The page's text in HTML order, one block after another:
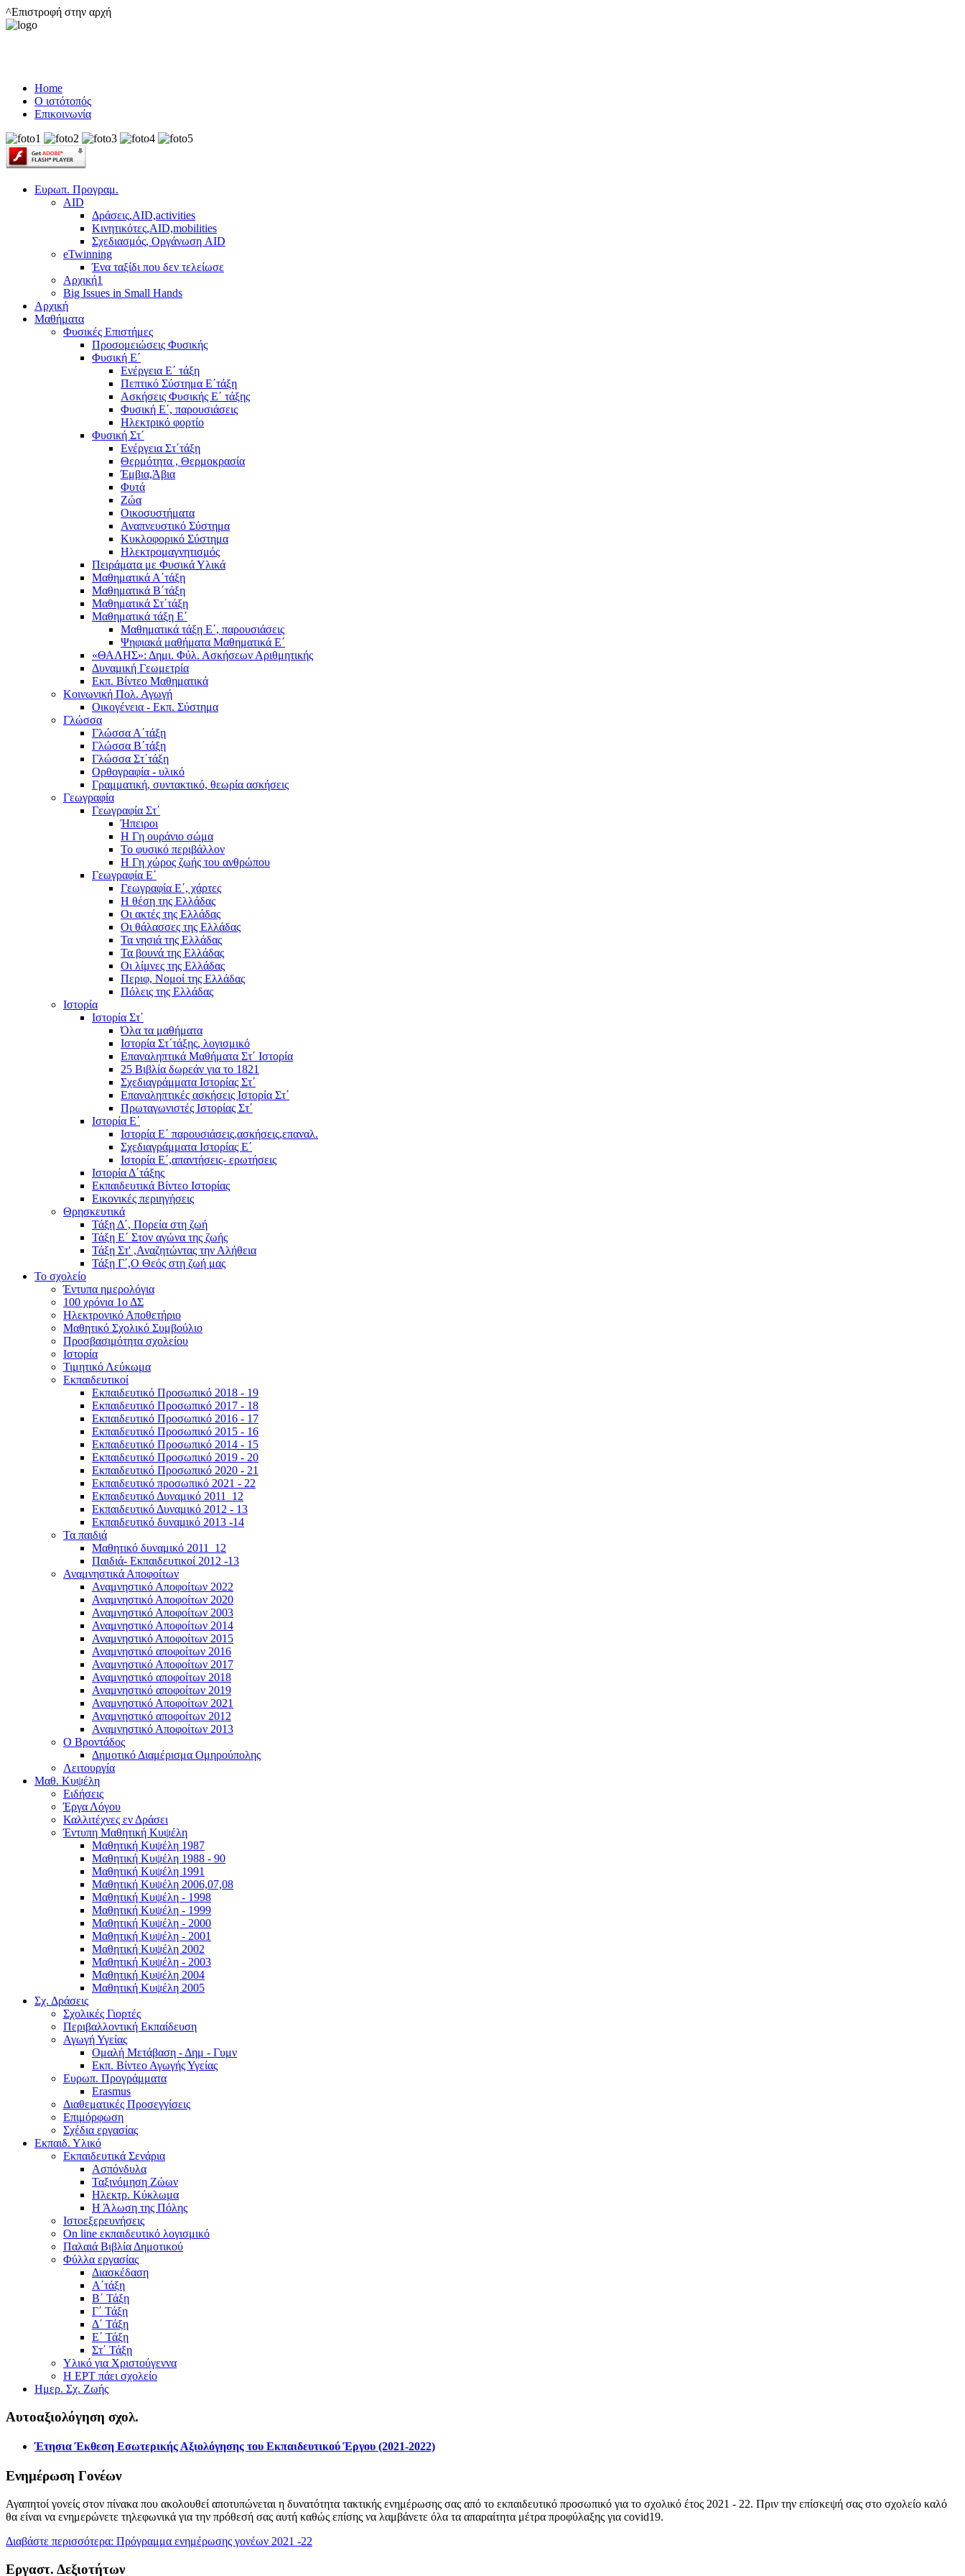
^Επιστροφή στην αρχή
Home
Ο ιστότοπός
Επικοινωνία
Ευρωπ. Προγραμ.
AID
Δράσεις,AID,activities
Κινητικότες,AID,mobilities
Σχεδιασμός, Οργάνωση AID
eTwinning
Ένα ταξίδι που δεν τελείωσε
Αρχική1
Big Issues in Small Hands
Αρχική
Μαθήματα
Φυσικές Επιστήμες
Προσομειώσεις Φυσικής
Φυσική Ε΄
Ενέργεια Ε΄ τάξη
Πεπτικό Σύστημα Ε΄τάξη
Ασκήσεις Φυσικής Ε΄ τάξης
Φυσική Ε΄, παρουσιάσεις
Ηλεκτρικό φορτίο
Φυσική Στ΄
Ενέργεια Στ΄τάξη
Θερμότητα , Θερμοκρασία
Έμβια,Άβια
Φυτά
Ζώα
Οικοσυστήματα
Αναπνευστικό Σύστημα
Κυκλοφορικό Σύστημα
Ηλεκτρομαγνητισμός
Πειράματα με Φυσικά Υλικά
Μαθηματικά Α΄τάξη
Μαθηματικά Β΄τάξη
Μαθηματικά Στ΄τάξη
Μαθηματικά τάξη Ε΄
Μαθηματικά τάξη Ε΄, παρουσιάσεις
Ψηφιακά μαθήματα Μαθηματικά Ε΄
«ΘΑΛΗΣ»: Δημι. Φύλ. Ασκήσεων Αριθμητικής
Δυναμική Γεωμετρία
Εκπ. Βίντεο Μαθηματικά
Κοινωνική Πολ. Αγωγή
Οικογένεια - Εκπ. Σύστημα
Γλώσσα
Γλώσσα Α΄τάξη
Γλώσσα Β΄τάξη
Γλώσσα Στ΄τάξη
Ορθογραφία - υλικό
Γραμματική, συντακτικό, θεωρία ασκήσεις
Γεωγραφία
Γεωγραφία Στ΄
Ήπειροι
Η Γη ουράνιο σώμα
Το φυσικό περιβάλλον
Η Γη χώρος ζωής του ανθρώπου
Γεωγραφία Ε΄
Γεωγραφία Ε΄, χάρτες
Η θέση της Ελλάδας
Οι ακτές της Ελλάδας
Οι θάλασσες της Ελλάδας
Τα νησιά της Ελλάδας
Τα βουνά της Ελλάδας
Οι λίμνες της Ελλάδας
Περιφ, Νομοί της Ελλάδας
Πόλεις της Ελλάδας
Ιστορία
Ιστορία Στ΄
Όλα τα μαθήματα
Ιστορία Στ΄τάξης, λογισμικό
Επαναληπτικά Μαθήματα Στ΄ Ιστορία
25 Βιβλία δωρεάν για το 1821
Σχεδιαγράμματα Ιστορίας Στ΄
Επαναληπτικές ασκήσεις Ιστορία Στ΄
Πρωταγωνιστές Ιστορίας Στ΄
Ιστορία Ε΄
Ιστορία Ε΄ παρουσιάσεις,ασκήσεις,επαναλ.
Σχεδιαγράμματα Ιστορίας Ε΄
Ιστορία Ε΄,απαντήσεις- ερωτήσεις
Ιστορία Δ΄τάξης
Εκπαιδευτικά Βίντεο Ιστορίας
Εικονικές περιηγήσεις
Θρησκευτικά
Τάξη Δ΄, Πορεία στη ζωή
Τάξη Ε΄ Στον αγώνα της ζωής
Τάξη Στ' ,Αναζητώντας την Αλήθεια
Τάξη Γ΄,Ο Θεός στη ζωή μας
Το σχολείο
Έντυπα ημερολόγια
100 χρόνια 1ο ΔΣ
Ηλεκτρονικό Αποθετήριο
Μαθητικό Σχολικό Συμβούλιο
Προσβασιμότητα σχολείου
Ιστορία
Τιμητικό Λεύκωμα
Εκπαιδευτικοί
Εκπαιδευτικό Προσωπικό 2018 - 19
Εκπαιδευτικό Προσωπικό 2017 - 18
Εκπαιδευτικό Προσωπικό 2016 - 17
Εκπαιδευτικό Προσωπικό 2015 - 16
Εκπαιδευτικό Προσωπικό 2014 - 15
Εκπαιδευτικό Προσωπικό 2019 - 20
Εκπαιδευτικό Προσωπικό 2020 - 21
Εκπαιδευτικό προσωπικό 2021 - 22
Εκπαιδευτικό Δυναμικό 2011_12
Εκπαιδευτικό Δυναμικό 2012 - 13
Εκπαιδευτικό δυναμικό 2013 -14
Τα παιδιά
Μαθητικό δυναμικό 2011_12
Παιδιά- Εκπαιδευτικοί 2012 -13
Αναμνηστικά Αποφοίτων
Αναμνηστικό Αποφοίτων 2022
Αναμνηστικό Αποφοίτων 2020
Αναμνηστικό Αποφοίτων 2003
Αναμνηστικό Αποφοίτων 2014
Αναμνηστικό Αποφοίτων 2015
Αναμνηστικό αποφοίτων 2016
Αναμνηστικό Αποφοίτων 2017
Αναμνηστικό αποφοίτων 2018
Αναμνηστικό αποφοίτων 2019
Αναμνηστικό Αποφοίτων 2021
Αναμνηστικό αποφοίτων 2012
Αναμνηστικό Αποφοίτων 2013
Ο Βροντάδος
Δημοτικό Διαμέρισμα Ομηρούπολης
Λειτουργία
Μαθ. Κυψέλη
Ειδήσεις
Έργα Λόγου
Καλλιτέχνες εν Δράσει
Έντυπη Μαθητική Κυψέλη
Μαθητική Κυψέλη 1987
Μαθητική Κυψέλη 1988 - 90
Μαθητική Κυψέλη 1991
Μαθητική Κυψέλη 2006,07,08
Μαθητική Κυψέλη - 1998
Μαθητική Κυψέλη - 1999
Μαθητική Κυψέλη - 2000
Μαθητική Κυψέλη - 2001
Μαθητική Κυψέλη 2002
Μαθητική Κυψέλη - 2003
Μαθητική Κυψέλη 2004
Μαθητική Κυψέλη 2005
Σχ. Δράσεις
Σχολικές Γιορτές
Περιβαλλοντική Εκπαίδευση
Αγωγή Υγείας
Ομαλή Μετάβαση - Δημ - Γυμν
Εκπ. Βίντεο Αγωγής Υγείας
Ευρωπ. Προγράμματα
Erasmus
Διαθεματικές Προσεγγίσεις
Επιμόρφωση
Σχέδια εργασίας
Εκπαιδ. Υλικό
Εκπαιδευτικά Σενάρια
Ασπόνδυλα
Ταξινόμηση Ζώων
Ηλεκτρ. Κύκλωμα
Η Άλωση της Πόλης
Ιστοεξερευνήσεις
On line εκπαιδευτικό λογισμικό
Παλαιά Βιβλία Δημοτικού
Φύλλα εργασίας
Διασκέδαση
Α΄τάξη
Β΄ Τάξη
Γ΄ Τάξη
Δ΄ Τάξη
Ε΄ Τάξη
Στ΄ Τάξη
Υλικό για Χριστούγεννα
Η ΕΡΤ πάει σχολείο
Ημερ. Σχ. Ζωής
Αυτοαξιολόγηση σχολ.
Έτησια Έκθεση Εσωτερικής Αξιολόγησης του Εκπαιδευτικού Έργου (2021-2022)
Ενημέρωση Γονέων
Αγαπητοί γονείς στον πίνακα που ακολουθεί αποτυπώνεται η δυνατότητα τακτικής ενημέρωσης σας από το εκπαιδευτικό προσωπικό για το σχολικό έτος 2021 - 22. Πριν την επίσκεψή σας στο σχολείο καλό
θα είναι να ενημερώνετε τηλεφωνικά για την πρόθεσή σας αυτή καθώς επίσης να λαμβάνετε όλα τα απαραίτητα μέτρα προφύλαξης για covid19.
Διαβάστε περισσότερα: Πρόγραμμα ενημέρωσης γονέων 2021 -22
Εργαστ. Δεξιοτήτων